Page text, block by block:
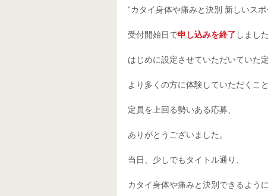
”カタイ身体や痛みと決別 新しいスポ
受付開始日で申し込みを終了 しました
はじめに設定させていただいていた
より多くの方に体験していただくこ
定員を上回る勢いある応募、
ありがとうございました。
当日、少しでもタイトル通り、
カタイ身体や痛みと決別できるように